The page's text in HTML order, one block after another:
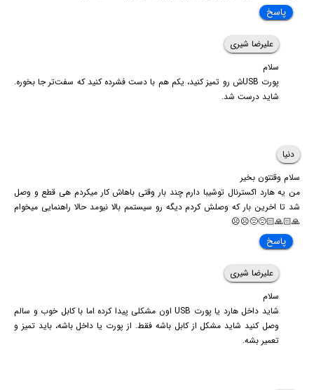
پاسخ
علیرضا شیری
سلام
پورت USBش رو تمیز کنید، یکم هم با دست فشرده کنید که سفت‌تر جا بخوره.
شاید درست شد.
دنیا
سلام وقتتون بخیر
من یه هارد اکسترنال توشیبا دارم چند بار وقتی باهاش کار میکردم هی قطع و وصل
شد تا اخرین بار که وصلش کردم دیگه رو سیستمم بالا نیومد حالا راهنمایی میخوام
🙏🏻🙏🏻😔😔☹️☹️
پاسخ
علیرضا شیری
سلام
شاید داخل هارد یا پورت USB اون مشکلی پیدا کرده اما با کابل خوب و سالم
وصل کنید شاید مشکل از کابل باشه فقط. از پورت یا داخل باشه، باید تمیز و
تعمیر بشه.